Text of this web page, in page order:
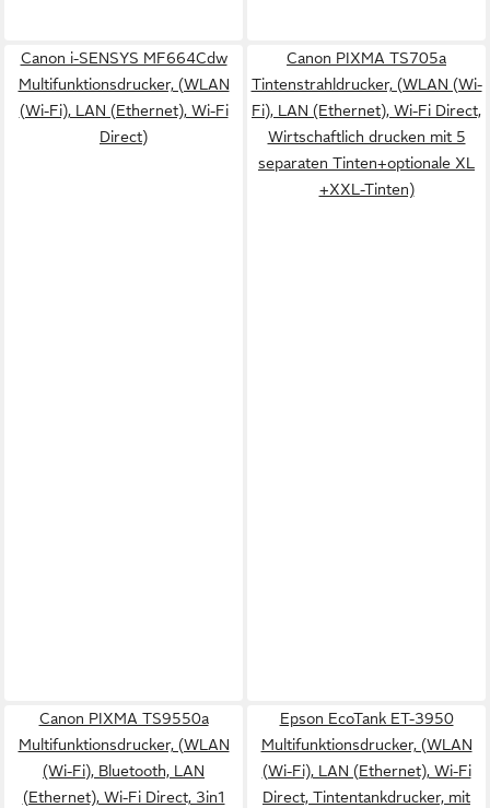
Canon i-SENSYS MF664Cdw
Multifunktionsdrucker, (WLAN
(Wi-Fi), LAN (Ethernet), Wi-Fi
Direct)
Canon PIXMA TS705a
Tintenstrahldrucker, (WLAN (Wi-
Fi), LAN (Ethernet), Wi-Fi Direct,
Wirtschaftlich drucken mit 5
separaten Tinten+optionale XL
+XXL-Tinten)
Canon PIXMA TS9550a
Multifunktionsdrucker, (WLAN
(Wi-Fi), Bluetooth, LAN
(Ethernet), Wi-Fi Direct, 3in1
Epson EcoTank ET-3950
Multifunktionsdrucker, (WLAN
(Wi-Fi), LAN (Ethernet), Wi-Fi
Direct, Tintentankdrucker, mit